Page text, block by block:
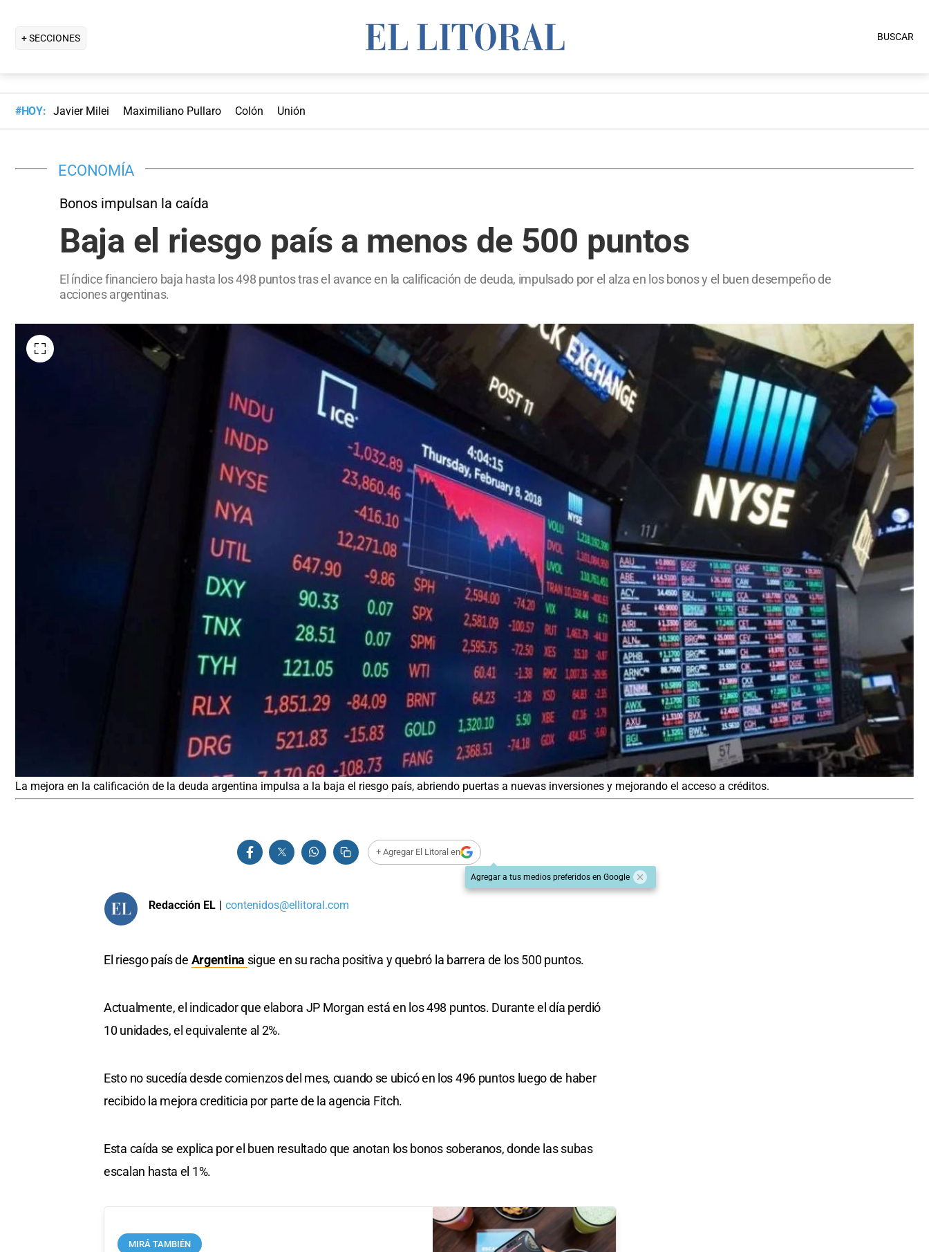
+ SECCIONES BUSCAR
#HOY: Javier Milei Maximiliano Pullaro Colón Unión
ECONOMÍA
Bonos impulsan la caída
Baja el riesgo país a menos de 500 puntos
El índice financiero baja hasta los 498 puntos tras el avance en la calificación de deuda, impulsado por el alza en los bonos y el buen desempeño de
acciones argentinas.
La mejora en la calificación de la deuda argentina impulsa a la baja el riesgo país, abriendo puertas a nuevas inversiones y mejorando el acceso a créditos.
+ Agregar El Litoral en
Agregar a tus medios preferidos en Google
Redacción EL | contenidos@ellitoral.com
El riesgo país de Argentina sigue en su racha positiva y quebró la barrera de los 500 puntos.
Actualmente, el indicador que elabora JP Morgan está en los 498 puntos. Durante el día perdió
10 unidades, el equivalente al 2%.
Esto no sucedía desde comienzos del mes, cuando se ubicó en los 496 puntos luego de haber
recibido la mejora crediticia por parte de la agencia Fitch.
Esta caída se explica por el buen resultado que anotan los bonos soberanos, donde las subas
escalan hasta el 1%.
MIRÁ TAMBIÉN